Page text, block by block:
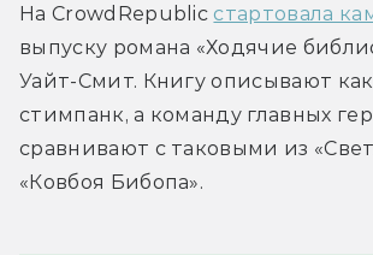
На CrowdRepublic стартовала
выпуску романа «Ходячие
Уайт-Смит. Книгу описывают
стимпанк, а команду главных
сравнивают с таковыми из
«Ковбоя Бибопа».